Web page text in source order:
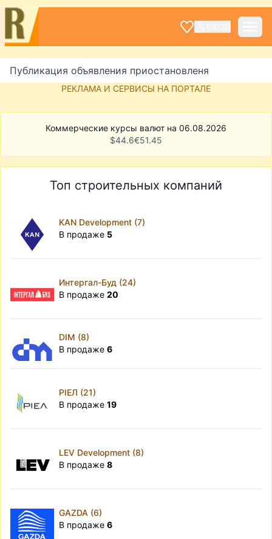
Публикация объявления приостановленя
РЕКЛАМА И СЕРВИСЫ НА ПОРТАЛЕ
Коммерческие курсы валют на 06.08.2026
$44.6€51.45
Топ строительных компаний
KAN Development (7)
В продаже 5
Интергал-Буд (24)
В продаже 20
DIM (8)
В продаже 6
РІЕЛ (21)
В продаже 19
LEV Development (8)
В продаже 8
GAZDA (6)
В продаже 6